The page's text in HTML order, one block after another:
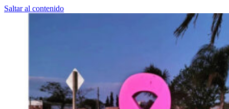
Saltar al contenido